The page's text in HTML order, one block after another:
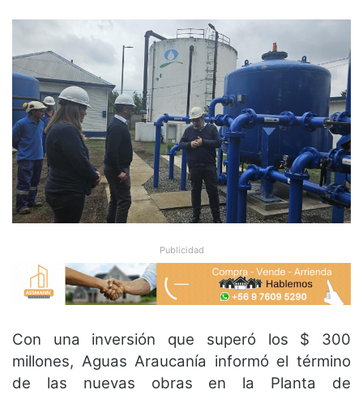
Publicidad
Con una inversión que superó los $ 300
millones, Aguas Araucanía informó el término
de las nuevas obras en la Planta de